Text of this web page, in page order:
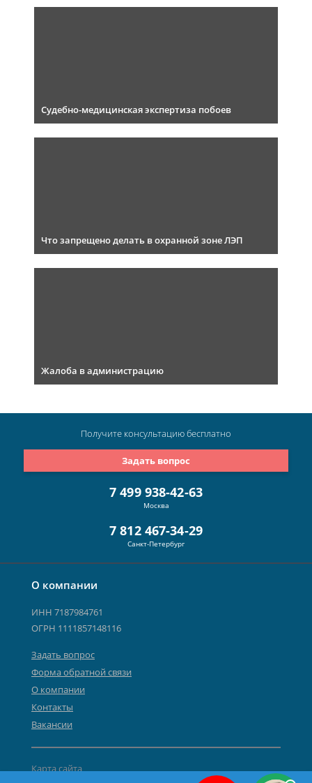
Судебно-медицинская экспертиза побоев
Что запрещено делать в охранной зоне ЛЭП
Жалоба в администрацию
О компании
ИНН 7187984761
ОГРН 1111857148116
Задать вопрос
Форма обратной связи
О компании
Контакты
Вакансии
Карта сайта
7 499 938-42-63
Москва
7 812 467-34-29
Санкт-Петербург
Задать вопрос
Получите консультациюбесплатно